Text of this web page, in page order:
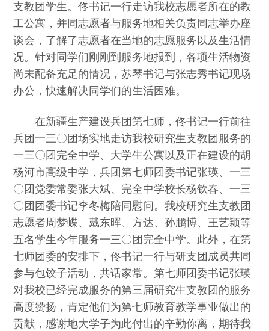
支教团学生。佟书记一行走访我校志愿者所在的教
工公寓，并同志愿者与服务地相关负责同志举办座
谈会，了解了志愿者在当地的志愿服务以及生活情
况。针对同学们刚刚到服务地报到，各项生活物资
尚未配备充足的情况，苏琴书记与张志秀书记现场
办公，快速解决同学们的生活困难。
在新疆生产建设兵团第七师，佟书记一行前往
兵团一三〇团场实地走访我校研究生支教团服务的
一三〇团完全中学、大学生公寓以及正在建设的胡
杨河市高级中学，兵团第七师团委书记张瑛、一三
〇团党委常委张大斌、完全中学校长杨钦春、一三
〇团团委书记李冬梅陪同慰问。我校研究生支教团
志愿者周梦蝶、戴东晖、方达、孙鹏博、王艺颖等
五名学生今年服务一三〇团完全中学。此外，在第
七师团委的安排下，佟书记一行与研支团成员共同
参与包饺子活动，共话家常。第七师团委书记张瑛
对我校已经完成服务的第三届研究生支教团的服务
高度赞扬，肯定他们为第七师教育教学事业做出的
贡献，感谢地大学子为此付出的辛勤你离，期待我